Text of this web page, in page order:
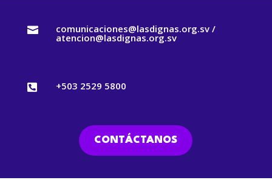
 comunicaciones@lasdignas.org.sv /
atencion@lasdignas.org.sv
 +503 2529 5800
CONTÁCTANOS